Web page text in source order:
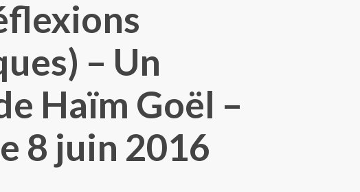
– Un
Haïm Goël –
8 juin 2016